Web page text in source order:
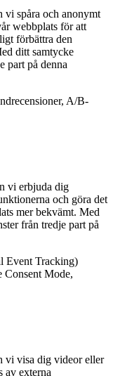
vi spåra och anonymt
webbplats för att
förbättra den
ditt samtycke
part på denna
A/B-
vi erbjuda dig
och göra det
mer bekvämt. Med
från tredje part på
Event Tracking)
Consent Mode,
vi visa dig videor eller
av externa